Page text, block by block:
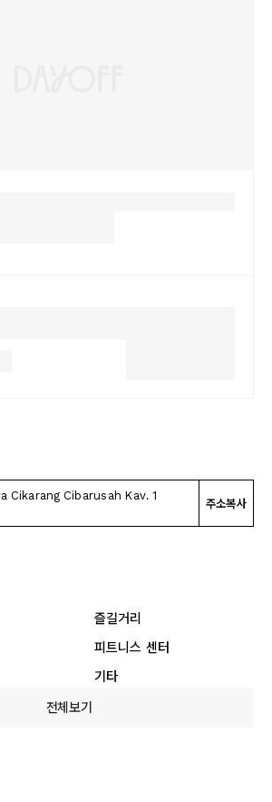
Cikarang Cibarusah Kav. 1
주소복사
즐길거리
피트니스 센터
기타
전체보기